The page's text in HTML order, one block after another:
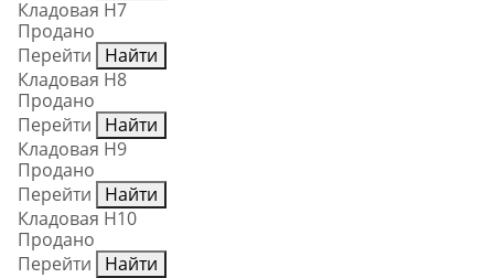
Кладовая Н7
Продано
Перейти
Найти
Кладовая Н8
Продано
Перейти
Найти
Кладовая Н9
Продано
Перейти
Найти
Кладовая Н10
Продано
Перейти
Найти